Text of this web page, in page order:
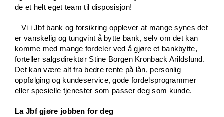
de et helt eget team til disposisjon!
– Vi i Jbf bank og forsikring opplever at mange synes det
er vanskelig og tungvint å bytte bank, selv om det kan
komme med mange fordeler ved å gjøre et bankbytte,
forteller salgsdirektør Stine Borgen Kronback Arildslund.
Det kan være alt fra bedre rente på lån, personlig
oppfølging og kundeservice, gode fordelsprogrammer
eller spesielle tjenester som passer deg som kunde.
La Jbf gjøre jobben for deg